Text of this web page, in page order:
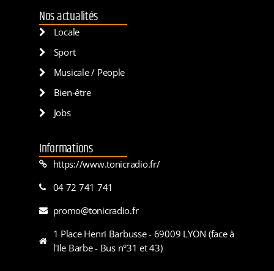
Nos actualités
Locale
Sport
Musicale / People
Bien-être
Jobs
Informations
https://www.tonicradio.fr/
04 72 741 741
promo@tonicradio.fr
1 Place Henri Barbusse - 69009 LYON (face à
l'Ile Barbe - Bus n°31 et 43)